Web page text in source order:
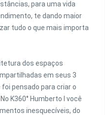
para uma vida
te dando maior
tudo o que mais importa
dos espaços
em seus 3
pensado para criar o
K360° Humberto I você
inesquecíveis, do